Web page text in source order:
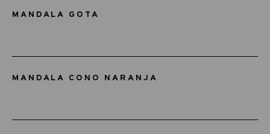
MANDALA GOTA
MANDALA CONO NARANJA